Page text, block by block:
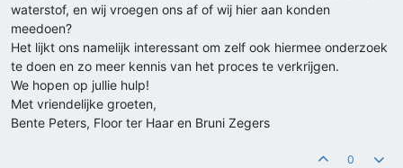
waterstof, en wij vroegen ons af of wij hier aan konden
meedoen?
Het lijkt ons namelijk interessant om zelf ook hiermee onderzoek
te doen en zo meer kennis van het proces te verkrijgen.
We hopen op jullie hulp!
Met vriendelijke groeten,
Bente Peters, Floor ter Haar en Bruni Zegers
0